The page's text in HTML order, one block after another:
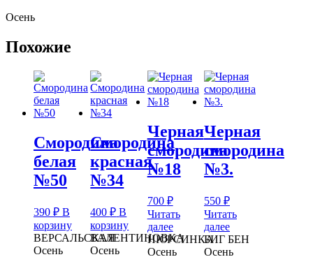
Осень
Похожие
Смородина
белая
№50
390 ₽ В
корзину
ВЕРСАЛЬСКАЯ
Осень
Смородина
красная
№34
400₽ В
корзину
ВАЛЕНТИНОВКА
Осень
Черная
смородина
№18
700 ₽
Читать
далее
НЮРСИНКА
Осень
Черная
смородина
№3.
550 ₽
Читать
далее
БИГ БЕН
Осень